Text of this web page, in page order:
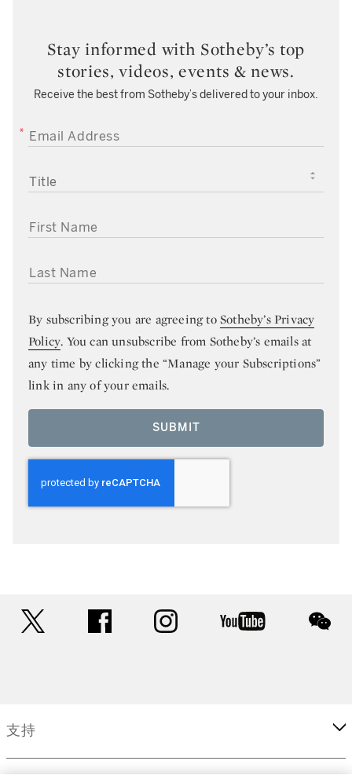
Stay informed with Sotheby’s top
stories, videos, events & news.
Receive the best from Sotheby’s delivered to your inbox.
EMAIL ADDRESS
TITLE
FIRST NAME
LAST NAME
By subscribing you are agreeing toSotheby’s Privacy
Policy. You can unsubscribe from Sotheby’s emails at
any time by clicking the “Manage your Subscriptions”
link in any of your emails.
SUBMIT
facebook instagram youtube
支持